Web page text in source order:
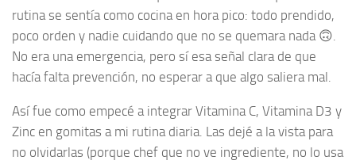
rutina se sentía como cocina en hora pico: todo prendido,
poco orden y nadie cuidando que no se quemara nada 🙃.
No era una emergencia, pero sí esa señal clara de que
hacía falta prevención, no esperar a que algo saliera mal.
Así fue como empecé a integrar Vitamina C, Vitamina D3 y
Zinc en gomitas a mi rutina diaria. Las dejé a la vista para
no olvidarlas (porque chef que no ve ingrediente, no lo usa